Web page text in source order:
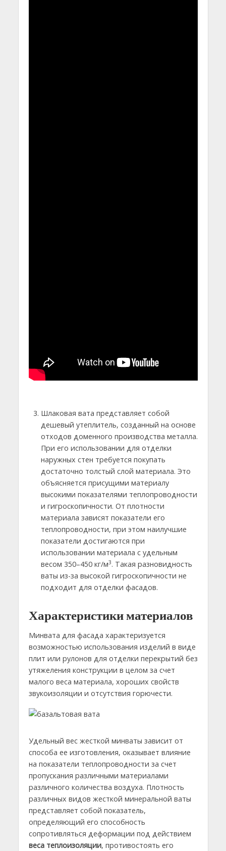
Шлаковая вата представляет собой
дешевый утеплитель, созданный на основе
отходов доменного производства металла.
При его использовании для отделки
наружных стен требуется покупать
достаточно толстый слой материала. Это
объясняется присущими материалу
высокими показателями теплопроводности
и гигроскопичности. От плотности
материала зависят показатели его
теплопроводности, при этом наилучшие
показатели достигаются при
использовании материала с удельным
весом 350–450 кг/м3. Такая разновидность
ваты из-за высокой гигроскопичности не
подходит для отделки фасадов.
Характеристики материалов
Минвата для фасада характеризуется
возможностью использования изделий в виде
плит или рулонов для отделки перекрытий без
утяжеления конструкции в целом за счет
малого веса материала, хороших свойств
звукоизоляции и отсутствия горючести.
Удельный вес жесткой минваты зависит от
способа ее изготовления, оказывает влияние
на показатели теплопроводности за счет
пропускания различными материалами
различного количества воздуха. Плотность
различных видов жесткой минеральной ваты
представляет собой показатель,
определяющий его способность
сопротивляться деформации под действием
веса теплоизоляции, противостоять его